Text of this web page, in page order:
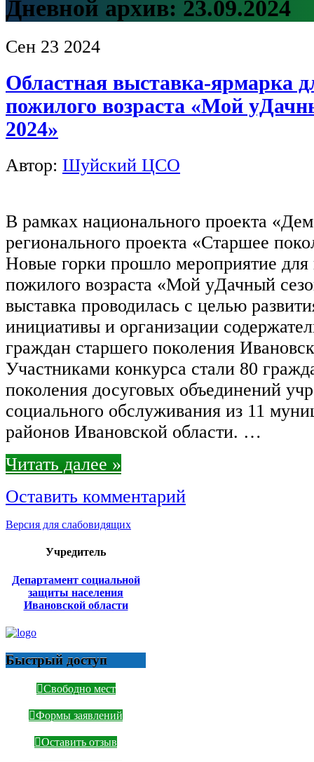
Дневной архив: 23.09.2024
Сен 23 2024
Областная выставка-ярмарка
пожилого возраста «Мой
2024»
Автор: Шуйский ЦСО
В рамках национального проекта
регионального проекта «Старшее
Новые горки прошло мероприятие для
пожилого возраста «Мой уДачный
выставка проводилась с целью
инициативы и организации
граждан старшего поколения
Участниками конкурса стали 80
поколения досуговых объединений
социального обслуживания из 11
районов Ивановской области. …
Читать далее »
Оставить комментарий
Версия для слабовидящих
Учредитель
Департамент социальной
защиты населения
Ивановской области
Быстрый доступ
Свободно мест
Формы заявлений
Оставить отзыв